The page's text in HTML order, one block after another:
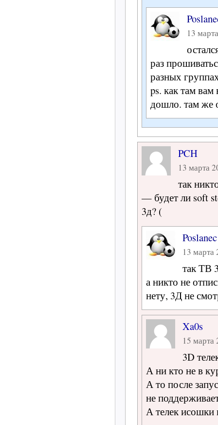
13
раз
разных
ps. как там вам
дошло. там же
PCH
13 марта
так
— будет ли soft
3д? (
Poslanec
13 марта
так ТВ
а никто не
нету, 3Д не
Xa0s
15 марта
3D
А ни кто не в
А то после
не
А телек исошки